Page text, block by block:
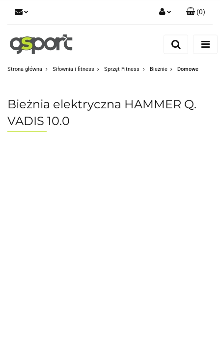
Dodaj zgłoszenie
(0)
Strona główna Siłownia i fitness Sprzęt Fitness Bieżnie Domowe
Bieżnia elektryczna HAMMER Q.
VADIS 10.0